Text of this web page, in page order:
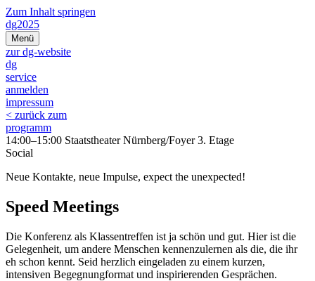
Zum Inhalt springen
dg2025
Menü
zur dg-website
dg
service
anmelden
impressum
< zurück zum
programm
14:00–15:00 Staatstheater Nürnberg/Foyer 3. Etage
Social
Neue Kontakte, neue Impulse, expect the unexpected!
Speed Meetings
Die Konferenz als Klassentreffen ist ja schön und gut. Hier ist die
Gelegenheit, um andere Menschen kennenzulernen als die, die ihr
eh schon kennt. Seid herzlich eingeladen zu einem kurzen,
intensiven Begegnungformat und inspirierenden Gesprächen.